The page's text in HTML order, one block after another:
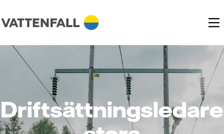
Driftsättningsledare